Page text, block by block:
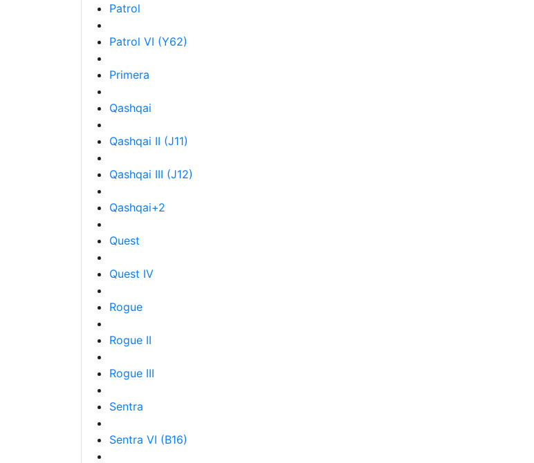
Patrol
Patrol VI (Y62)
Primera
Qashqai
Qashqai II (J11)
Qashqai III (J12)
Qashqai+2
Quest
Quest IV
Rogue
Rogue II
Rogue III
Sentra
Sentra VI (B16)